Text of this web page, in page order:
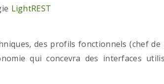
LightREST
des profils fonctionnels (chef
qui concevra des interfaces